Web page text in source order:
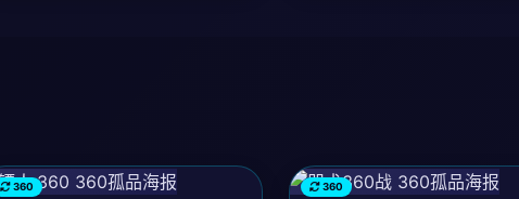
360 360